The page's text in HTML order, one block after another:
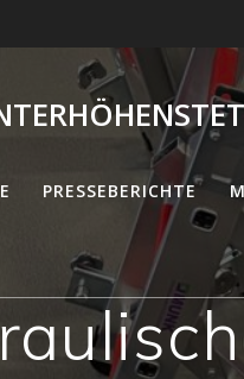
PRESSEBERICHTE